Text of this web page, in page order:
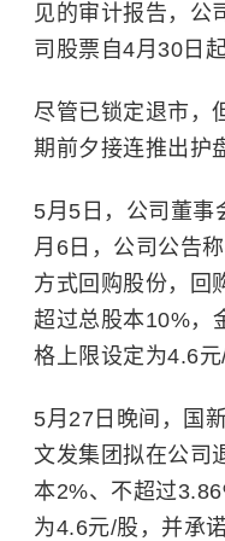
见的审计报告，公
司股票自4月30日起
尽管已锁定退市，
期前夕接连推出护
5月5日，公司董事
月6日，公司公告
方式回购股份，回
超过总股本10%，
格上限设定为4.6元/
5月27日晚间，国
文发集团拟在公司
本2%、不超过
为4.6元/股，并承